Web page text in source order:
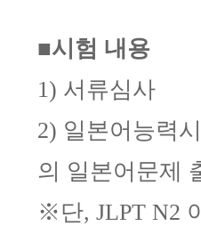
■시험 내용
1) 서류심사
2) 일본어능력
의 일본어문제
※단, JLPT N2